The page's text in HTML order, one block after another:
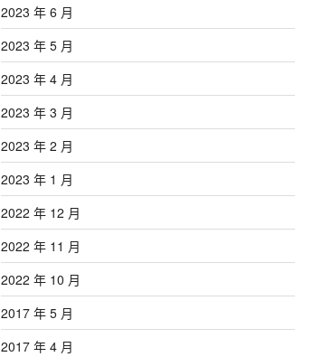
2023 年 6 月
2023 年 5 月
2023 年 4 月
2023 年 3 月
2023 年 2 月
2023 年 1 月
2022 年 12 月
2022 年 11 月
2022 年 10 月
2017 年 5 月
2017 年 4 月